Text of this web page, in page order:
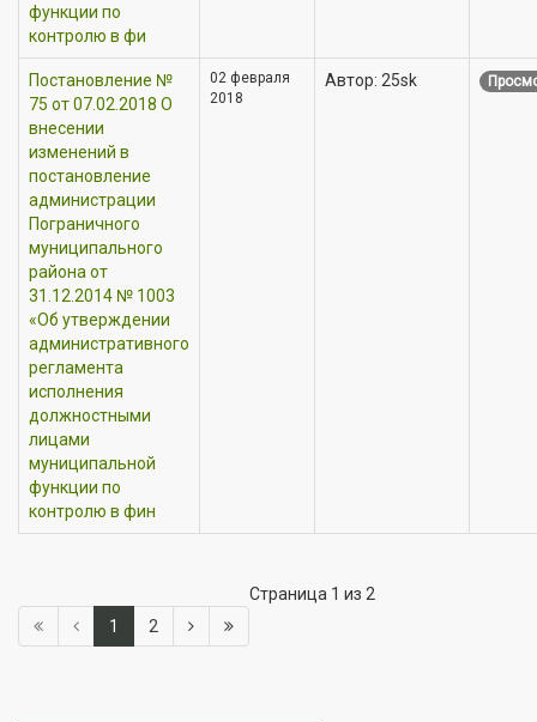
функции по
контролю в фи
Постановление №
75 от 07.02.2018 О
внесении
изменений в
постановление
администрации
Пограничного
муниципального
района от
31.12.2014 № 1003
«Об утверждении
административного
регламента
исполнения
должностными
лицами
муниципальной
функции по
контролю в фин
02 февраля
2018
Автор: 25sk
Страница 1 из 2
1
2